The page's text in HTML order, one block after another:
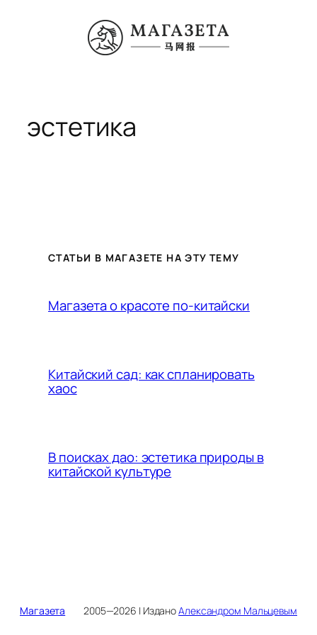
содержимому
эстетика
СТАТЬИ В МАГАЗЕТЕ НА ЭТУ ТЕМУ
Магазета о красоте по-китайски
Китайский сад: как спланировать
хаос
В поисках дао: эстетика природы в
китайской культуре
Магазета 2005—2026 | ИзданоАлександром Мальцевым